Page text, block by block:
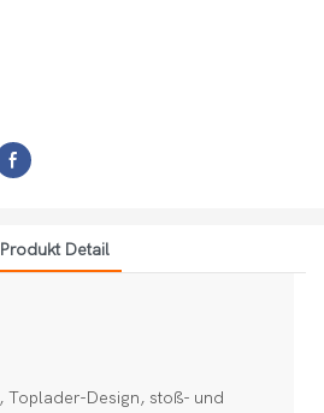
Produkt Detail
Toplader-Design, stoß- und